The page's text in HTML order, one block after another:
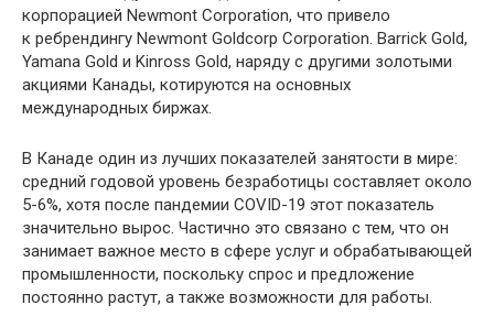
корпорацией Newmont Corporation, что привело
к ребрендингу Newmont Goldcorp Corporation. Barrick Gold,
Yamana Gold и Kinross Gold, наряду с другими золотыми
акциями Канады, котируются на основных
международных биржах.
В Канаде один из лучших показателей занятости в мире:
средний годовой уровень безработицы составляет около
5-6%, хотя после пандемии COVID-19 этот показатель
значительно вырос. Частично это связано с тем, что он
занимает важное место в сфере услуг и обрабатывающей
промышленности, поскольку спрос и предложение
постоянно растут, а также возможности для работы.